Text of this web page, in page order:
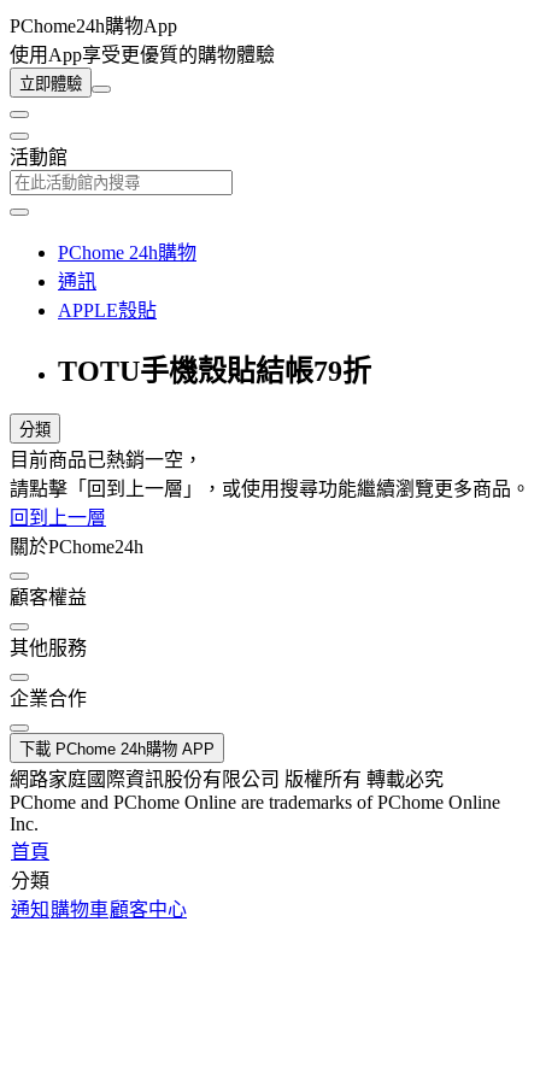
PChome24h購物App
使用App享受更優質的購物體驗
立即體驗
活動館
PChome 24h購物
通訊
APPLE殼貼
TOTU手機殼貼結帳79折
分類
目前商品已熱銷一空，
請點擊「回到上一層」，或使用搜尋功能繼續瀏覽更多商品。
回到上一層
關於PChome24h
顧客權益
其他服務
企業合作
下載 PChome 24h購物 APP
網路家庭國際資訊股份有限公司 版權所有 轉載必究
PChome and PChome Online are trademarks of PChome Online
Inc.
首頁
分類
通知 購物車顧客中心